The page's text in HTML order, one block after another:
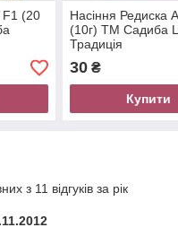
F1 (20
Насіння Редиска
(10г) ТМ Садиба
Традиція
30₴
Купити
з 11 відгуків за рік